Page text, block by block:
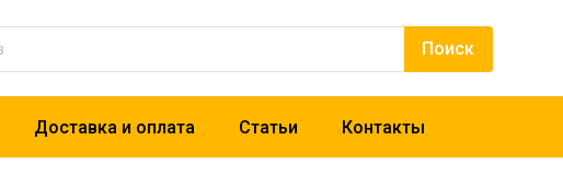
Доставка и оплата Статьи Контакты